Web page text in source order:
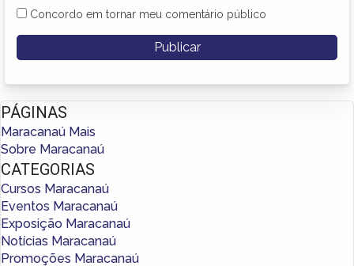
Concordo em tornar meu comentário público
PÁGINAS
Maracanaú Mais
Sobre Maracanaú
CATEGORIAS
Cursos Maracanaú
Eventos Maracanaú
Exposição Maracanaú
Notícias Maracanaú
Promoções Maracanaú